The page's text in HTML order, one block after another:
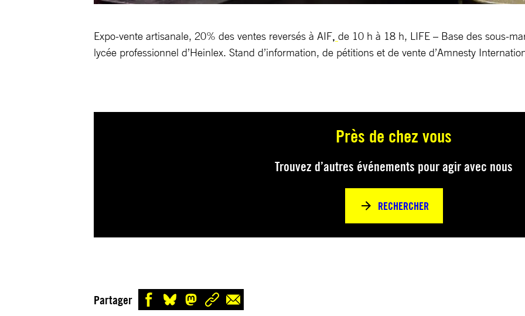
Expo-vente artisanale, 20% des ventes reversés à AIF, de 10 h à 18 h, LIFE – Base des sous-
lycée professionnel d’Heinlex. Stand d’information, de pétitions et de vente d’Amnesty
Près de chez vous
Trouvez d’autres événements pour agir avec nous
RECHERCHER
Partager